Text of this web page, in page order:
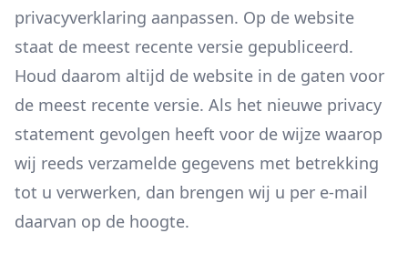
privacyverklaring aanpassen. Op de website
staat de meest recente versie gepubliceerd.
Houd daarom altijd de website in de gaten voor
de meest recente versie. Als het nieuwe privacy
statement gevolgen heeft voor de wijze waarop
wij reeds verzamelde gegevens met betrekking
tot u verwerken, dan brengen wij u per e-mail
daarvan op de hoogte.